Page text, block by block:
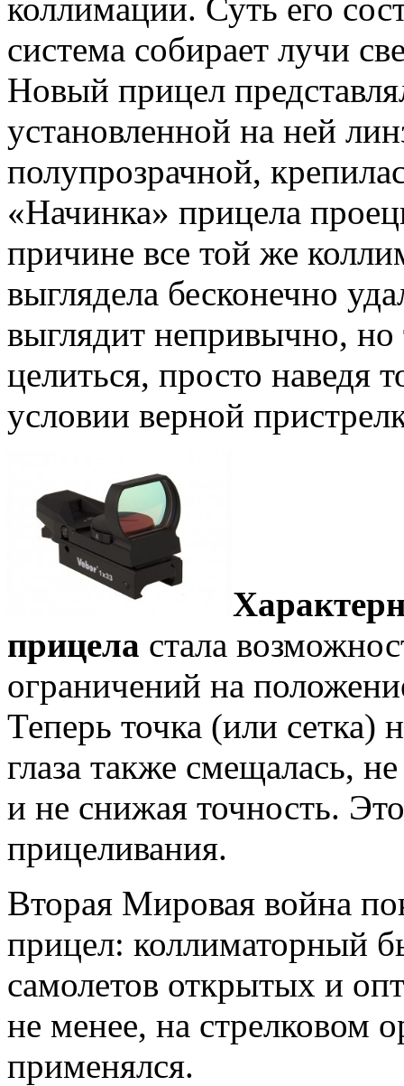
коллимации. Суть его
система собирает лучи
Новый прицел
установленной на ней
полупрозрачной,
«Начинка» прицела
причине все той же
выглядела бесконечно
выглядит непривычно, но
целиться, просто наведя
условии верной
прицела стала
ограничений на
Теперь точка (или
глаза также смещалась,
и не снижая точность.
прицеливания.
Вторая Мировая война
прицел: коллиматорный
самолетов открытых и
не менее, на стрелковом
применялся.